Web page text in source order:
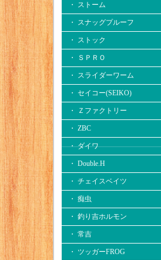
・ ストーム
・ スナッグプルーフ
・ ストック
・ ＳＰＲＯ
・ スライダーワーム
・ セイコー(SEIKO)
・ Ｚファクトリー
・ ZBC
・ ダイワ
・ Double.H
・ チェイスベイツ
・ 痴虫
・ 釣り吉ホルモン
・ 常吉
・ ツッガーFROG